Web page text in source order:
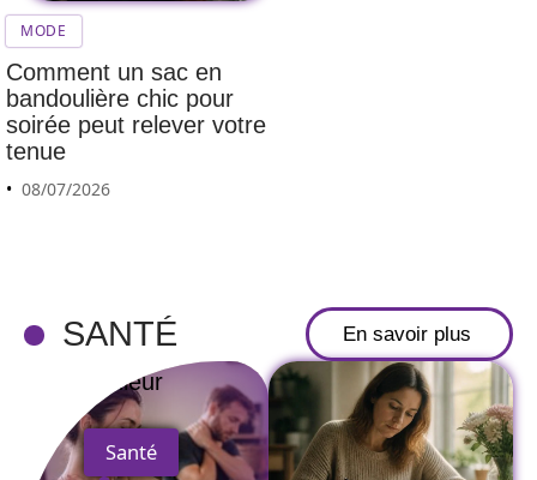
MODE
Comment un sac en
bandoulière chic pour
soirée peut relever votre
tenue
08/07/2026
SANTÉ En savoir plus
Comment un
atelier
votre posture
et réduire la
douleur
Santé